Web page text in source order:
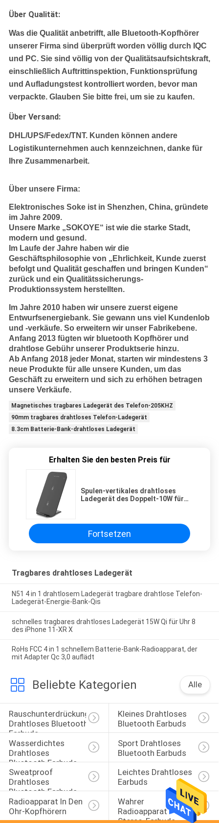
Über Qualität:
Was die Qualität anbetrifft, alle Bluetooth-Kopfhörer
unserer Firma sind überprüft worden völlig durch IQC
und PC. Sie sind völlig von der Qualitätsaufsichtskraft,
einschließlich Auftrittinspektion, Funktionsprüfung
und Aufladungstest kontrolliert worden, bevor man
verpackte. Glauben Sie bitte frei, um sie zu kaufen.
Über Versand:
DHL/UPS/Fedex/TNT. Kunden können andere
Logistikunternehmen auch kennzeichnen, danke für
Ihre Zusammenarbeit.
Über unsere Firma:
Elektronisches Soke ist in Shenzhen, China, gründete
im Jahre 2009.
Unsere Marke „SOKOYE“ ist wie die starke Stadt,
modern und gesund.
Im Laufe der Jahre haben wir die
Geschäftsphilosophie von „Ehrlichkeit, Kunde zuerst
befolgt und Qualität geschaffen und bringen Kunden“
zurück und ein Qualitätssicherungs-
Produktionssystem herstellten.
Im Jahre 2010 haben wir unsere zuerst eigene
Entwurfsenergiebank. Sie gewann uns viel Kundenlob
und -verkäufe. So erweitern wir unser Fabrikebene.
Anfang 2013 fügten wir bluetooth Kopfhörer und
drahtlose Gebühr unserer Produktserie hinzu.
Ab Anfang 2018 jeder Monat, starten wir mindestens 3
neue Produkte für alle unsere Kunden, um das
Geschäft zu erweitern und sich zu erhöhen betragen
unsere Verkäufe.
Magnetisches tragbares Ladegerät des Telefon-205KHZ
90mm tragbares drahtloses Telefon-Ladegerät
8.3cm Batterie-Bank-drahtloses Ladegerät
Erhalten Sie den besten Preis für
Spulen-vertikales drahtloses
Ladegerät des Doppelt-10W für
Fortsetzen
Tragbares drahtloses Ladegerät
N51 4 in 1 drahtlosem Ladegerät tragbare drahtlose Telefon-
Ladegerät-Energie-Bank-Qis
schnelles tragbares drahtloses Ladegerät 15W Qi für Uhr 8
des iPhone 11-XR X
RoHs FCC 4 in 1 schnellem Batterie-Bank-Radioapparat, der
mit Adapter Qc 3,0 auflädt
Beliebte Kategorien Alle
Rauschunterdrückung
Drahtloses Bluetooth
Earbuds
Kleines Drahtloses
Bluetooth Earbuds
Wasserdichtes
Drahtloses
Bluetooth Earbuds
Sport Drahtloses
Bluetooth Earbuds
Sweatproof
Drahtloses
Bluetooth Earbuds
Leichtes Drahtloses
Earbuds
Radioapparat In Den
Ohr-Kopfhörern
Wahrer
Radioapparat
Stereo-Earbuds